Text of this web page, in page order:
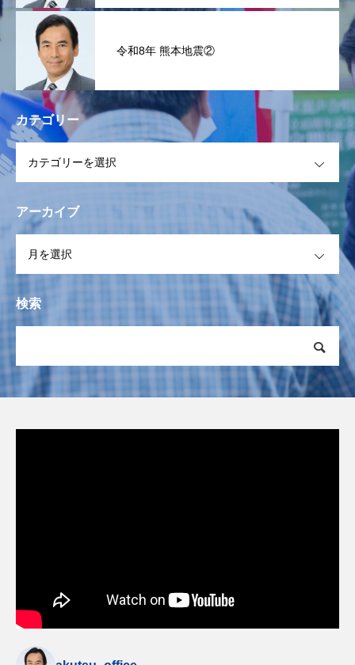
令和8年 熊本地震②
カテゴリー
アーカイブ
検索